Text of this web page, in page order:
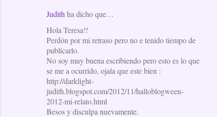
Judith ha dicho que…
Hola Teresa!!
Perdón por mi retraso pero no e tenido tiempo de
publicarlo.
No soy muy buena escribiendo pero esto es lo que
se me a ocurrido, ojala que este bien :
http://darklight-
judith.blogspot.com/2012/11/halloblogween-
2012-mi-relato.html
Besos y disculpa nuevamente.